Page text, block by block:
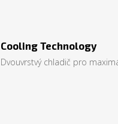
Cooling Technology
Dvouvrstvý chladič pro